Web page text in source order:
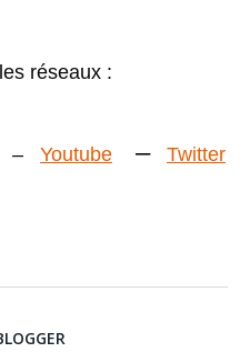
réseaux :
– Youtube – Twitter